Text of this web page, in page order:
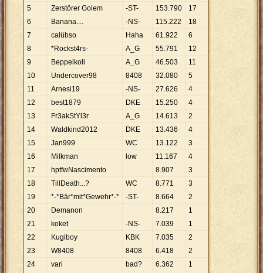
5
Zerstörer Golem -ST- 153.790
17
6
Banana.... -NS- 115.222
18
7
calübso Haha 61.922
6
8
*Rockst4rs- A_G 55.791
12
9
Beppelkoli A_G 46.503
11
10
Undercover98 8408 32.080
5
11
Arnesi19 -NS- 27.626
4
12
best1879 DKE 15.250
4
13
Fr3akStYl3r A_G 14.613
2
14
Waldkind2012 DKE 13.436
4
15
Jan999 WC 13.122
3
16
Milkman low 11.167
4
17
hptfwNascimento 8.907
3
18
TillDeath...? WC 8.771
3
19
*-*Bär*mit*Gewehr*-* -ST- 8.664
2
20
Demanon 8.217
1
21
koket -NS- 7.039
1
22
Kugiboy KBK 7.035
2
23
W8408 8408 6.418
2
24
vari bad? 6.362
1